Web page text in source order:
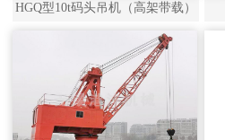
HGQ型10t码头吊机（高架带载）